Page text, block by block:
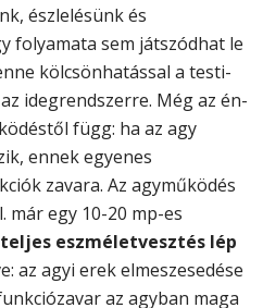
észlelésünk és
folyamata sem játszódhat le
kölcsönhatással a testi-
idegrendszerre. Még az én-
függ: ha az agy
ennek egyenes
zavara. Az agyműködés
már egy 10-20 mp-es
teljes eszméletvesztés lép
az agyi erek elmeszesedése
az agyban maga